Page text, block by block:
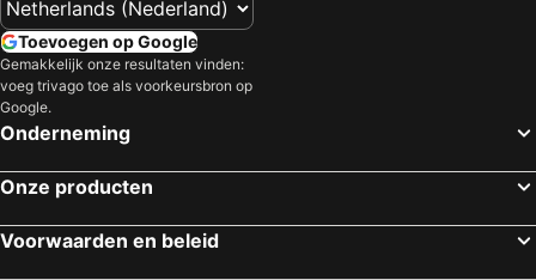
Toevoegen op Google
Gemakkelijk onze resultaten vinden:
voeg trivago toe als voorkeursbron op
Google.
Onderneming
Onze producten
Voorwaarden en beleid